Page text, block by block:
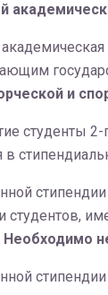
и
студенты
в
стипендии
студентов,